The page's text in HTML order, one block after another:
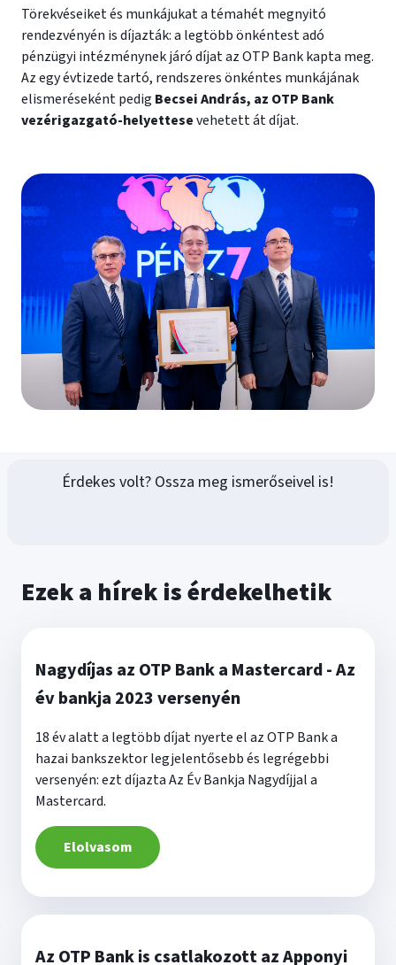
Törekvéseiket és munkájukat a témahét megnyitó
rendezvényén is díjazták: a legtöbb önkéntest adó
pénzügyi intézménynek járó díjat az OTP Bank kapta meg.
Az egy évtizede tartó, rendszeres önkéntes munkájának
elismeréseként pedig Becsei András, az OTP Bank
vezérigazgató-helyettesevehetett át díjat.
Érdekes volt? Ossza meg ismerőseivel is!
Ezek a hírek is érdekelhetik
Nagydíjas az OTP Bank a Mastercard - Az
év bankja 2023 versenyén
18 év alatt a legtöbb díjat nyerte el az OTP Bank a
hazai bankszektor legjelentősebb és legrégebbi
versenyén: ezt díjazta Az Év Bankja Nagydíjjal a
Mastercard.
Elolvasom
Az OTP Bank is csatlakozott az Apponyi